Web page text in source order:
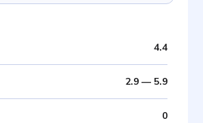
4.4
2.9— 5.9
0